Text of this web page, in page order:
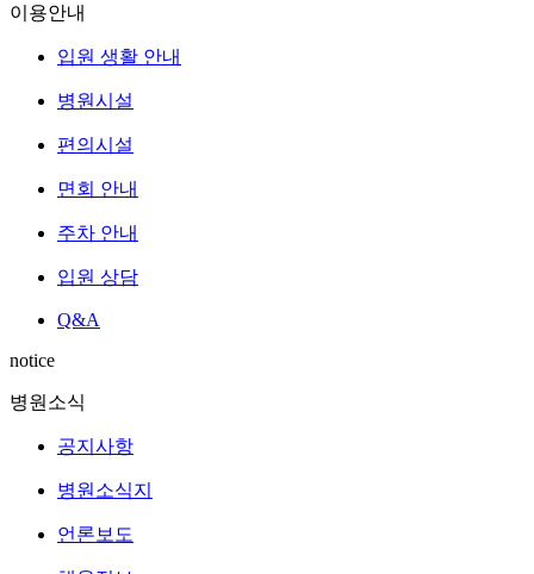
이용안내
입원 생활 안내
병원시설
편의시설
면회 안내
주차 안내
입원 상담
Q&A
notice
병원소식
공지사항
병원소식지
언론보도